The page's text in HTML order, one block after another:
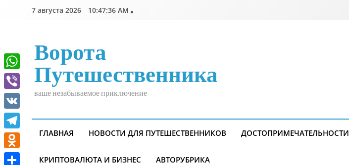
7 августа 2026 10:47:36 AM
Ворота
Путешественника
ваше незабываемое приключение
ГЛАВНАЯ НОВОСТИ ДЛЯ ПУТЕШЕСТВЕННИКОВ ДОСТОПРИМЕЧАТЕЛЬНОСТИ
КРИПТОВАЛЮТА И БИЗНЕС АВТОРУБРИКА
WhatsApp
Viber
VK
Telegram
Odnoklassniki